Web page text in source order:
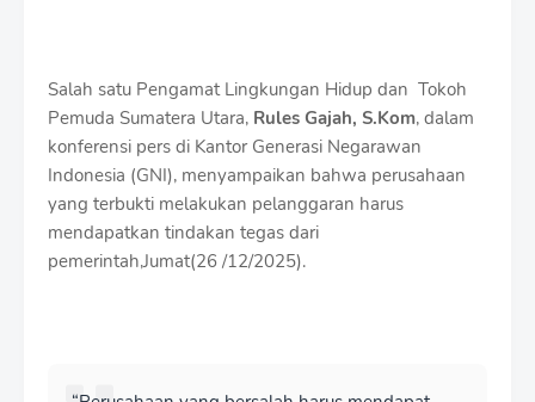
Salah satu Pengamat Lingkungan Hidup dan Tokoh
Pemuda Sumatera Utara, Rules Gajah, S.Kom, dalam
konferensi pers di Kantor Generasi Negarawan
Indonesia (GNI), menyampaikan bahwa perusahaan
yang terbukti melakukan pelanggaran harus
mendapatkan tindakan tegas dari
pemerintah,Jumat(26 /12/2025).